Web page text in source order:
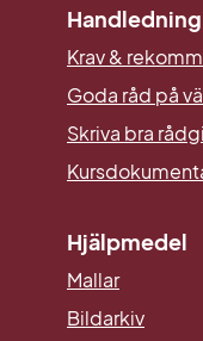
Handledning
Krav &
Goda råd på
Skriva bra
Hjälpmedel
Mallar
BildarkivLänk